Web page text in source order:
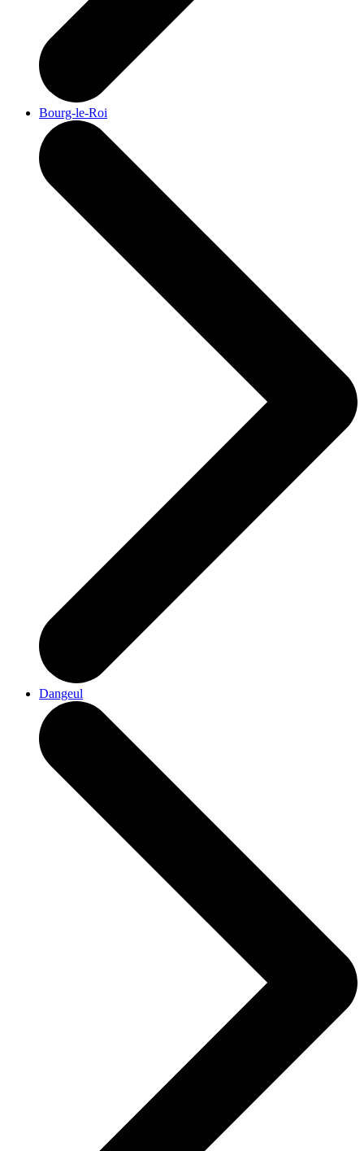
Bourg-le-Roi
Dangeul